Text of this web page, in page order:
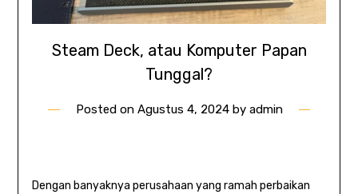
Steam Deck, atau Komputer Papan
Tunggal?
Posted on Agustus 4, 2024by admin
Dengan banyaknya perusahaan yang ramah perbaikan